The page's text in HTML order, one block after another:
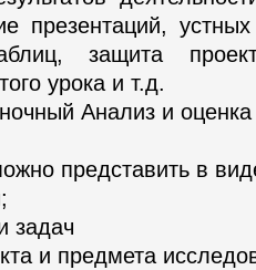
презентаций,
защита
урока и т.д.
Анализ и оценка
представить в
задач
и предмета